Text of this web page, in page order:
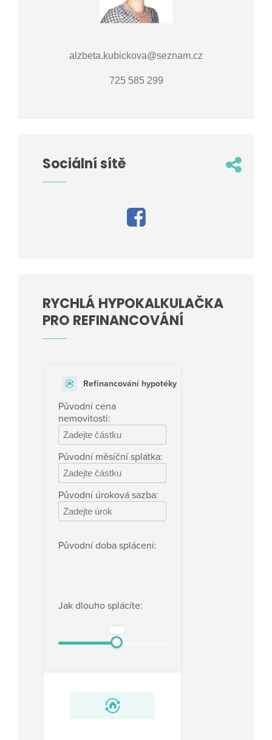
alzbeta.kubickova@seznam.cz
725 585 299
Sociální sítě
RYCHLÁ HYPOKALKULAČKA
PRO REFINANCOVÁNÍ